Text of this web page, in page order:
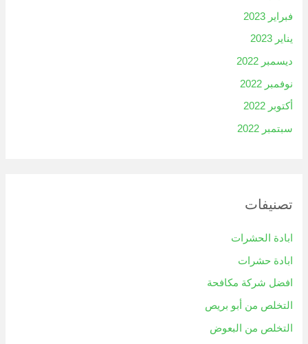
فبراير 2023
يناير 2023
ديسمبر 2022
نوفمبر 2022
أكتوبر 2022
سبتمبر 2022
تصنيفات
ابادة الحشرات
ابادة حشرات
افضل شركة مكافحة
التخلص من أبو بريص
التخلص من البعوض